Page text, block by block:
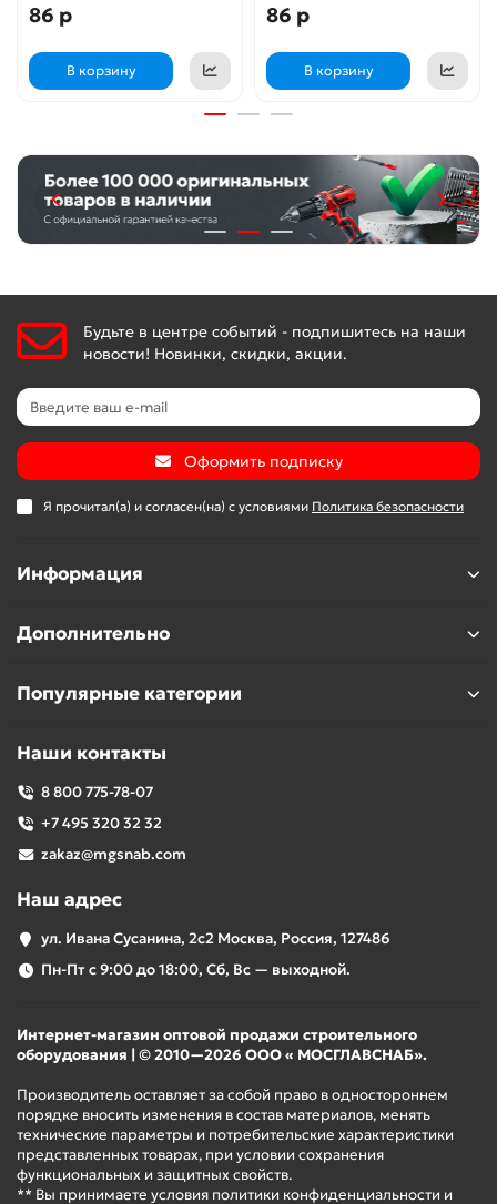
86 р
В корзину
86 р
В корзину
Будьте в центре событий - подпишитесь на наши
новости! Новинки, скидки, акции.
Оформить подписку
Я прочитал(а) и согласен(на) с условиями Политика безопасности
Информация
Дополнительно
Популярные категории
Наши контакты
8 800 775-78-07
+7 495 320 32 32
zakaz@mgsnab.com
Наш адрес
ул. Ивана Сусанина, 2с2 Москва, Россия, 127486
Пн-Пт с 9:00 до 18:00, Сб, Вс — выходной.
Интернет-магазин оптовой продажи строительного
оборудования | © 2010—2026 ООО « МОСГЛАВСНАБ».
Производитель оставляет за собой право в одностороннем
порядке вносить изменения в состав материалов, менять
технические параметры и потребительские характеристики
представленных товарах, при условии сохранения
функциональных и защитных свойств.
** Вы принимаете условия политики конфиденциальности и